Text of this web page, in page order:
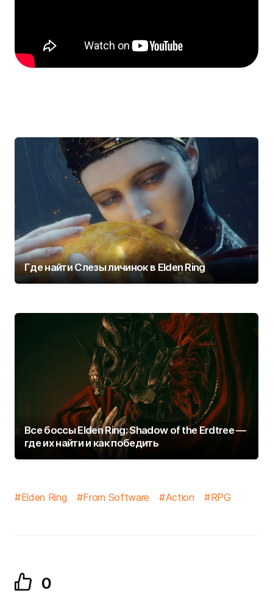
Где найти Слезы личинок в Elden Ring
Все боссы Elden Ring: Shadow of the Erdtree —
где их найти и как победить
Elden Ring From Software Action RPG
0